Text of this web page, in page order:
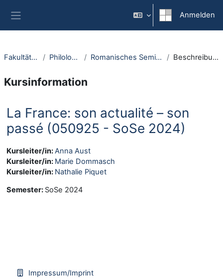
Anmelden
Fakultäten Philologie Romanisches Seminar Beschreibung
Kursinformation
La France: son actualité – son
passé (050925 - SoSe 2024)
Kursleiter/in:Anna Aust
Kursleiter/in: Marie Dommasch
Kursleiter/in: Nathalie Piquet
Semester: SoSe 2024
Impressum/Imprint